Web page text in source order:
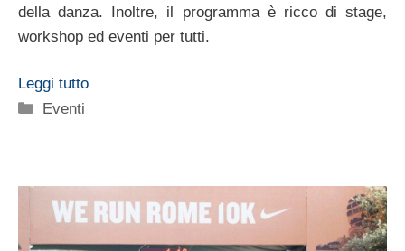
della danza. Inoltre, il programma è ricco di stage,
workshop ed eventi per tutti.
Leggi tutto
Categorie
Eventi